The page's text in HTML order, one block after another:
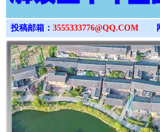
投稿邮箱： 3555333776@QQ.COM